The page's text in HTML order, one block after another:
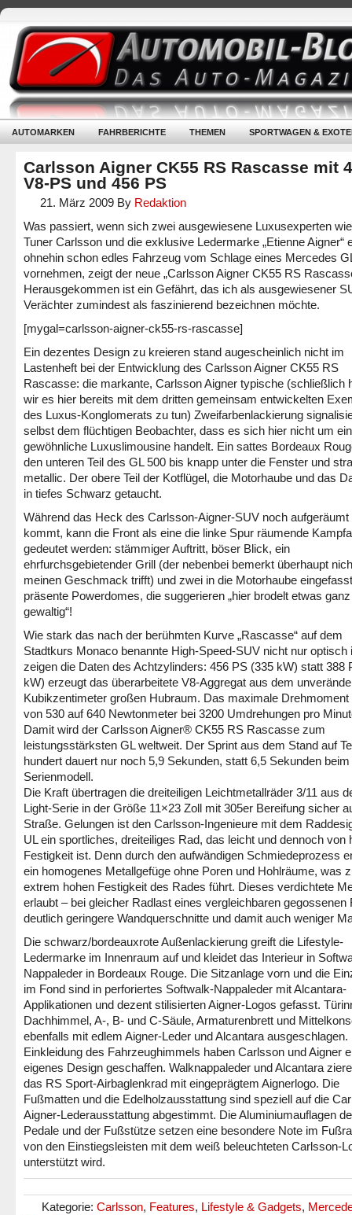
AUTOMARKEN FAHRBERICHTE THEMEN SPORTWAGEN &
Carlsson Aigner CK55 RS Rascasse mit
V8-PS und 456 PS
21. März 2009 By Redaktion
Was passiert, wenn sich zwei ausgewiesene Luxusexperten
Tuner Carlsson und die exklusive Ledermarke „Etienne Aigner“
ohnehin schon edles Fahrzeug vom Schlage eines Mercedes
vornehmen, zeigt der neue „Carlsson Aigner CK55 RS
Herausgekommen ist ein Gefährt, das ich als ausgewiesener
Verächter zumindest als faszinierend bezeichnen möchte.
[mygal=carlsson-aigner-ck55-rs-rascasse]
Ein dezentes Design zu kreieren stand augescheinlich nicht im
Lastenheft bei der Entwicklung des Carlsson Aigner CK55 RS
Rascasse: die markante, Carlsson Aigner typische (schließlich
wir es hier bereits mit dem dritten gemeinsam entwickelten
des Luxus-Konglomerats zu tun) Zweifarbenlackierung
selbst dem flüchtigen Beobachter, dass es sich hier nicht um
gewöhnliche Luxuslimousine handelt. Ein sattes Bordeaux
den unteren Teil des GL 500 bis knapp unter die Fenster und
metallic. Der obere Teil der Kotflügel, die Motorhaube und das
in tiefes Schwarz getaucht.
Während das Heck des Carlsson-Aigner-SUV noch aufgeräumt
kommt, kann die Front als eine die linke Spur räumende
gedeutet werden: stämmiger Auftritt, böser Blick, ein
ehrfurchsgebietender Grill (der nebenbei bemerkt überhaupt
meinen Geschmack trifft) und zwei in die Motorhaube
präsente Powerdomes, die suggerieren „hier brodelt etwas ganz
gewaltig“!
Wie stark das nach der berühmten Kurve „Rascasse“ auf dem
Stadtkurs Monaco benannte High-Speed-SUV nicht nur optisch
zeigen die Daten des Achtzylinders: 456 PS (335 kW) statt 388
kW) erzeugt das überarbeitete V8-Aggregat aus dem
Kubikzentimeter großen Hubraum. Das maximale Drehmoment
von 530 auf 640 Newtonmeter bei 3200 Umdrehungen pro
Damit wird der Carlsson Aigner® CK55 RS Rascasse zum
leistungsstärksten GL weltweit. Der Sprint aus dem Stand auf
hundert dauert nur noch 5,9 Sekunden, statt 6,5 Sekunden beim
Serienmodell.
Die Kraft übertragen die dreiteiligen Leichtmetallräder 3/11 aus
Light-Serie in der Größe 11×23 Zoll mit 305er Bereifung sicher
Straße. Gelungen ist den Carlsson-Ingenieure mit dem
UL ein sportliches, dreiteiliges Rad, das leicht und dennoch von
Festigkeit ist. Denn durch den aufwändigen Schmiedeprozess
ein homogenes Metallgefüge ohne Poren und Hohlräume, was
extrem hohen Festigkeit des Rades führt. Dieses verdichtete
erlaubt – bei gleicher Radlast eines vergleichbaren gegossenen
deutlich geringere Wandquerschnitte und damit auch weniger
Die schwarz/bordeauxrote Außenlackierung greift die Lifestyle-
Ledermarke im Innenraum auf und kleidet das Interieur in
Nappaleder in Bordeaux Rouge. Die Sitzanlage vorn und die
im Fond sind in perforiertes Softwalk-Nappaleder mit Alcantara-
Applikationen und dezent stilisierten Aigner-Logos gefasst.
Dachhimmel, A-, B- und C-Säule, Armaturenbrett und
ebenfalls mit edlem Aigner-Leder und Alcantara ausgeschlagen.
Einkleidung des Fahrzeughimmels haben Carlsson und Aigner
eigenes Design geschaffen. Walknappaleder und Alcantara
das RS Sport-Airbaglenkrad mit eingeprägtem Aignerlogo. Die
Fußmatten und die Edelholzausstattung sind speziell auf die
Aigner-Lederausstattung abgestimmt. Die Aluminiumauflagen
Pedale und der Fußstütze setzen eine besondere Note im
von den Einstiegsleisten mit dem weiß beleuchteten Carlsson-
unterstützt wird.
Kategorie: Carlsson, Features, Lifestyle & Gadgets,